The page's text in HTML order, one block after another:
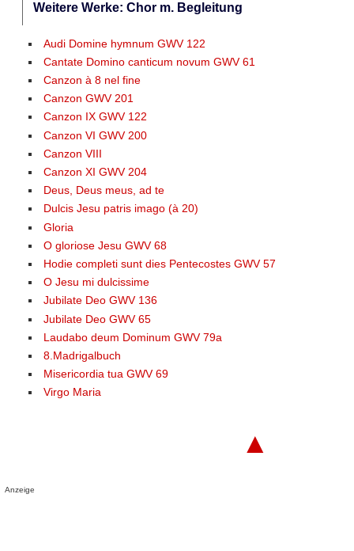
Weitere Werke: Chor m. Begleitung
Audi Domine hymnum GWV 122
Cantate Domino canticum novum GWV 61
Canzon à 8 nel fine
Canzon GWV 201
Canzon IX GWV 122
Canzon VI GWV 200
Canzon VIII
Canzon XI GWV 204
Deus, Deus meus, ad te
Dulcis Jesu patris imago (à 20)
Gloria
O gloriose Jesu GWV 68
Hodie completi sunt dies Pentecostes GWV 57
O Jesu mi dulcissime
Jubilate Deo GWV 136
Jubilate Deo GWV 65
Laudabo deum Dominum GWV 79a
8.Madrigalbuch
Misericordia tua GWV 69
Virgo Maria
▲
Anzeige